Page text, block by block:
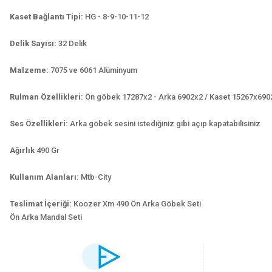
Kaset Bağlantı Tipi: HG - 8-9-10-11-12
Delik Sayısı: 32 Delik
Malzeme: 7075 ve 6061 Alüminyum
Rulman Özellikleri: Ön göbek 17287x2 - Arka 6902x2 / Kaset
Ses Özellikleri: Arka göbek sesini istediğiniz gibi açıp kapatabilisiniz
Ağırlık 490 Gr
Kullanım Alanları: Mtb-City
Teslimat İçeriği: Koozer Xm 490 Ön Arka Göbek Seti
Ön Arka Mandal Seti
Görüş ve önerileriniz için teşekkür ederiz.